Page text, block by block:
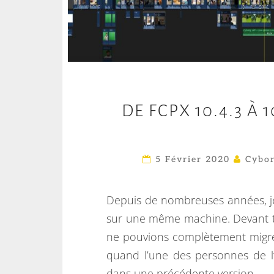
DE FCPX 10.4.3 À
5 Février 2020
Depuis de nombreuses années,
sur une même machine.
ne pouvions complètement
quand l’une des personnes